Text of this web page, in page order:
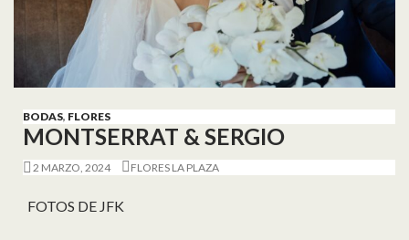
BODAS, FLORES
MONTSERRAT & SERGIO
2 MARZO, 2024 FLORES LA PLAZA
FOTOS DE JFK